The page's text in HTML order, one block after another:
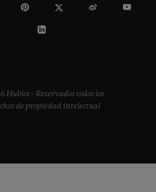
Hublot - Reservados todos los
de propiedad intelectual